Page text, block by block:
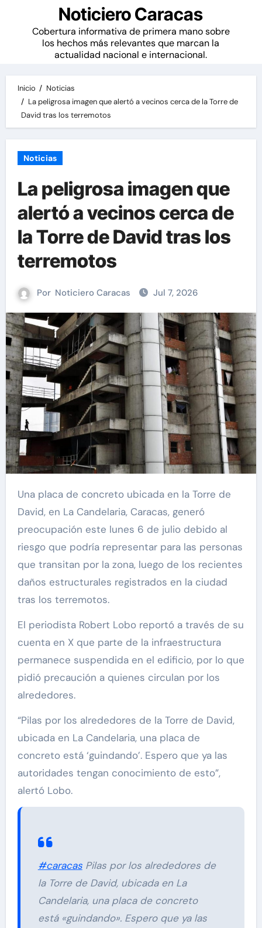
Noticiero Caracas
Cobertura informativa de primera mano sobre
los hechos más relevantes que marcan la
actualidad nacional e internacional.
Inicio
Noticias
La peligrosa imagen que alertó a vecinos cerca de la Torre de
David tras los terremotos
Noticias
La peligrosa imagen que
alertó a vecinos cerca de
la Torre de David tras los
terremotos
Por Noticiero Caracas Jul 7, 2026
Una placa de concreto ubicada en la Torre de
David, en La Candelaria, Caracas, generó
preocupación este lunes 6 de julio debido al
riesgo que podría representar para las personas
que transitan por la zona, luego de los recientes
daños estructurales registrados en la ciudad
tras los terremotos.
El periodista Robert Lobo reportó a través de su
cuenta en X que parte de la infraestructura
permanece suspendida en el edificio, por lo que
pidió precaución a quienes circulan por los
alrededores.
“Pilas por los alrededores de la Torre de David,
ubicada en La Candelaria, una placa de
concreto está ‘guindando’. Espero que ya las
autoridades tengan conocimiento de esto”,
alertó Lobo.
#caracasPilas por los alrededores de
la Torre de David, ubicada en La
Candelaria, una placa de concreto
está «guindando». Espero que ya las